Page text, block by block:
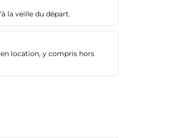
la veille du départ.
location, y compris hors